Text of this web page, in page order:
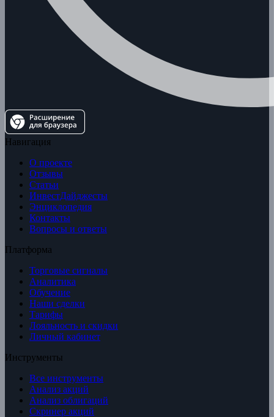
Навигация
О проекте
Отзывы
Статьи
ИнвестДайджесты
Энциклопедия
Контакты
Вопросы и ответы
Платформа
Торговые сигналы
Аналитика
Обучение
Наши сделки
Тарифы
Лояльность и скидки
Личный кабинет
Инструменты
Все инструменты
Анализ акций
Анализ облигаций
Скринер акций